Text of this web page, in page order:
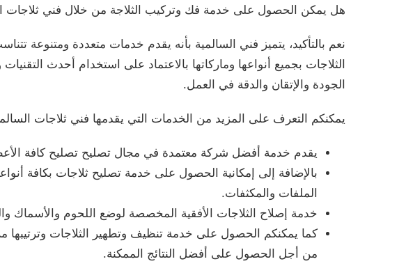
هل يمكن الحصول على خدمة فك وتركيب الثلاجة من خلال فني ثلاجات
نعم بالتأكيد، يتميز فني السالمية بأنه يقدم خدمات متعددة
الثلاجات بجميع أنواعها وماركاتها بالاعتماد على استخدام أحدث
الجودة والإتقان والدقة في العمل.
يمكنكم التعرف على المزيد من الخدمات التي يقدمها فني ثلاجات
يقدم خدمة أفضل شركة معتمدة في مجال تصليح تصليح كافة
بالإضافة إلى إمكانية الحصول على خدمة تصليح ثلاجات بكافة
الملفات والمكثفات.
خدمة إصلاح الثلاجات الأفقية المخصصة لوضع اللحوم والأسماك
كما يمكنكم الحصول على خدمة تنظيف وتطهير الثلاجات
من أجل الحصول على أفضل النتائج الممكنة.